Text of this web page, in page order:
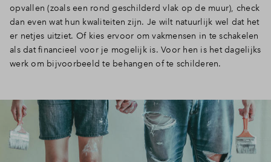
opvallen (zoals een rond geschilderd vlak op de muur), check
dan even wat hun kwaliteiten zijn. Je wilt natuurlijk wel dat het
er netjes uitziet. Of kies ervoor om vakmensen in te schakelen
als dat financieel voor je mogelijk is. Voor hen is het dagelijks
werk om bijvoorbeeld te behangen of te schilderen.